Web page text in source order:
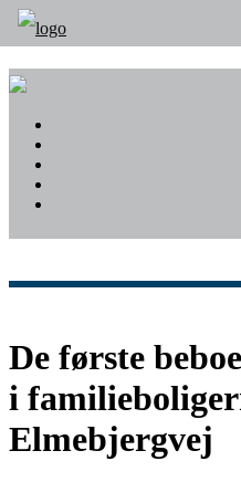
De første
i
Elmebjergvej